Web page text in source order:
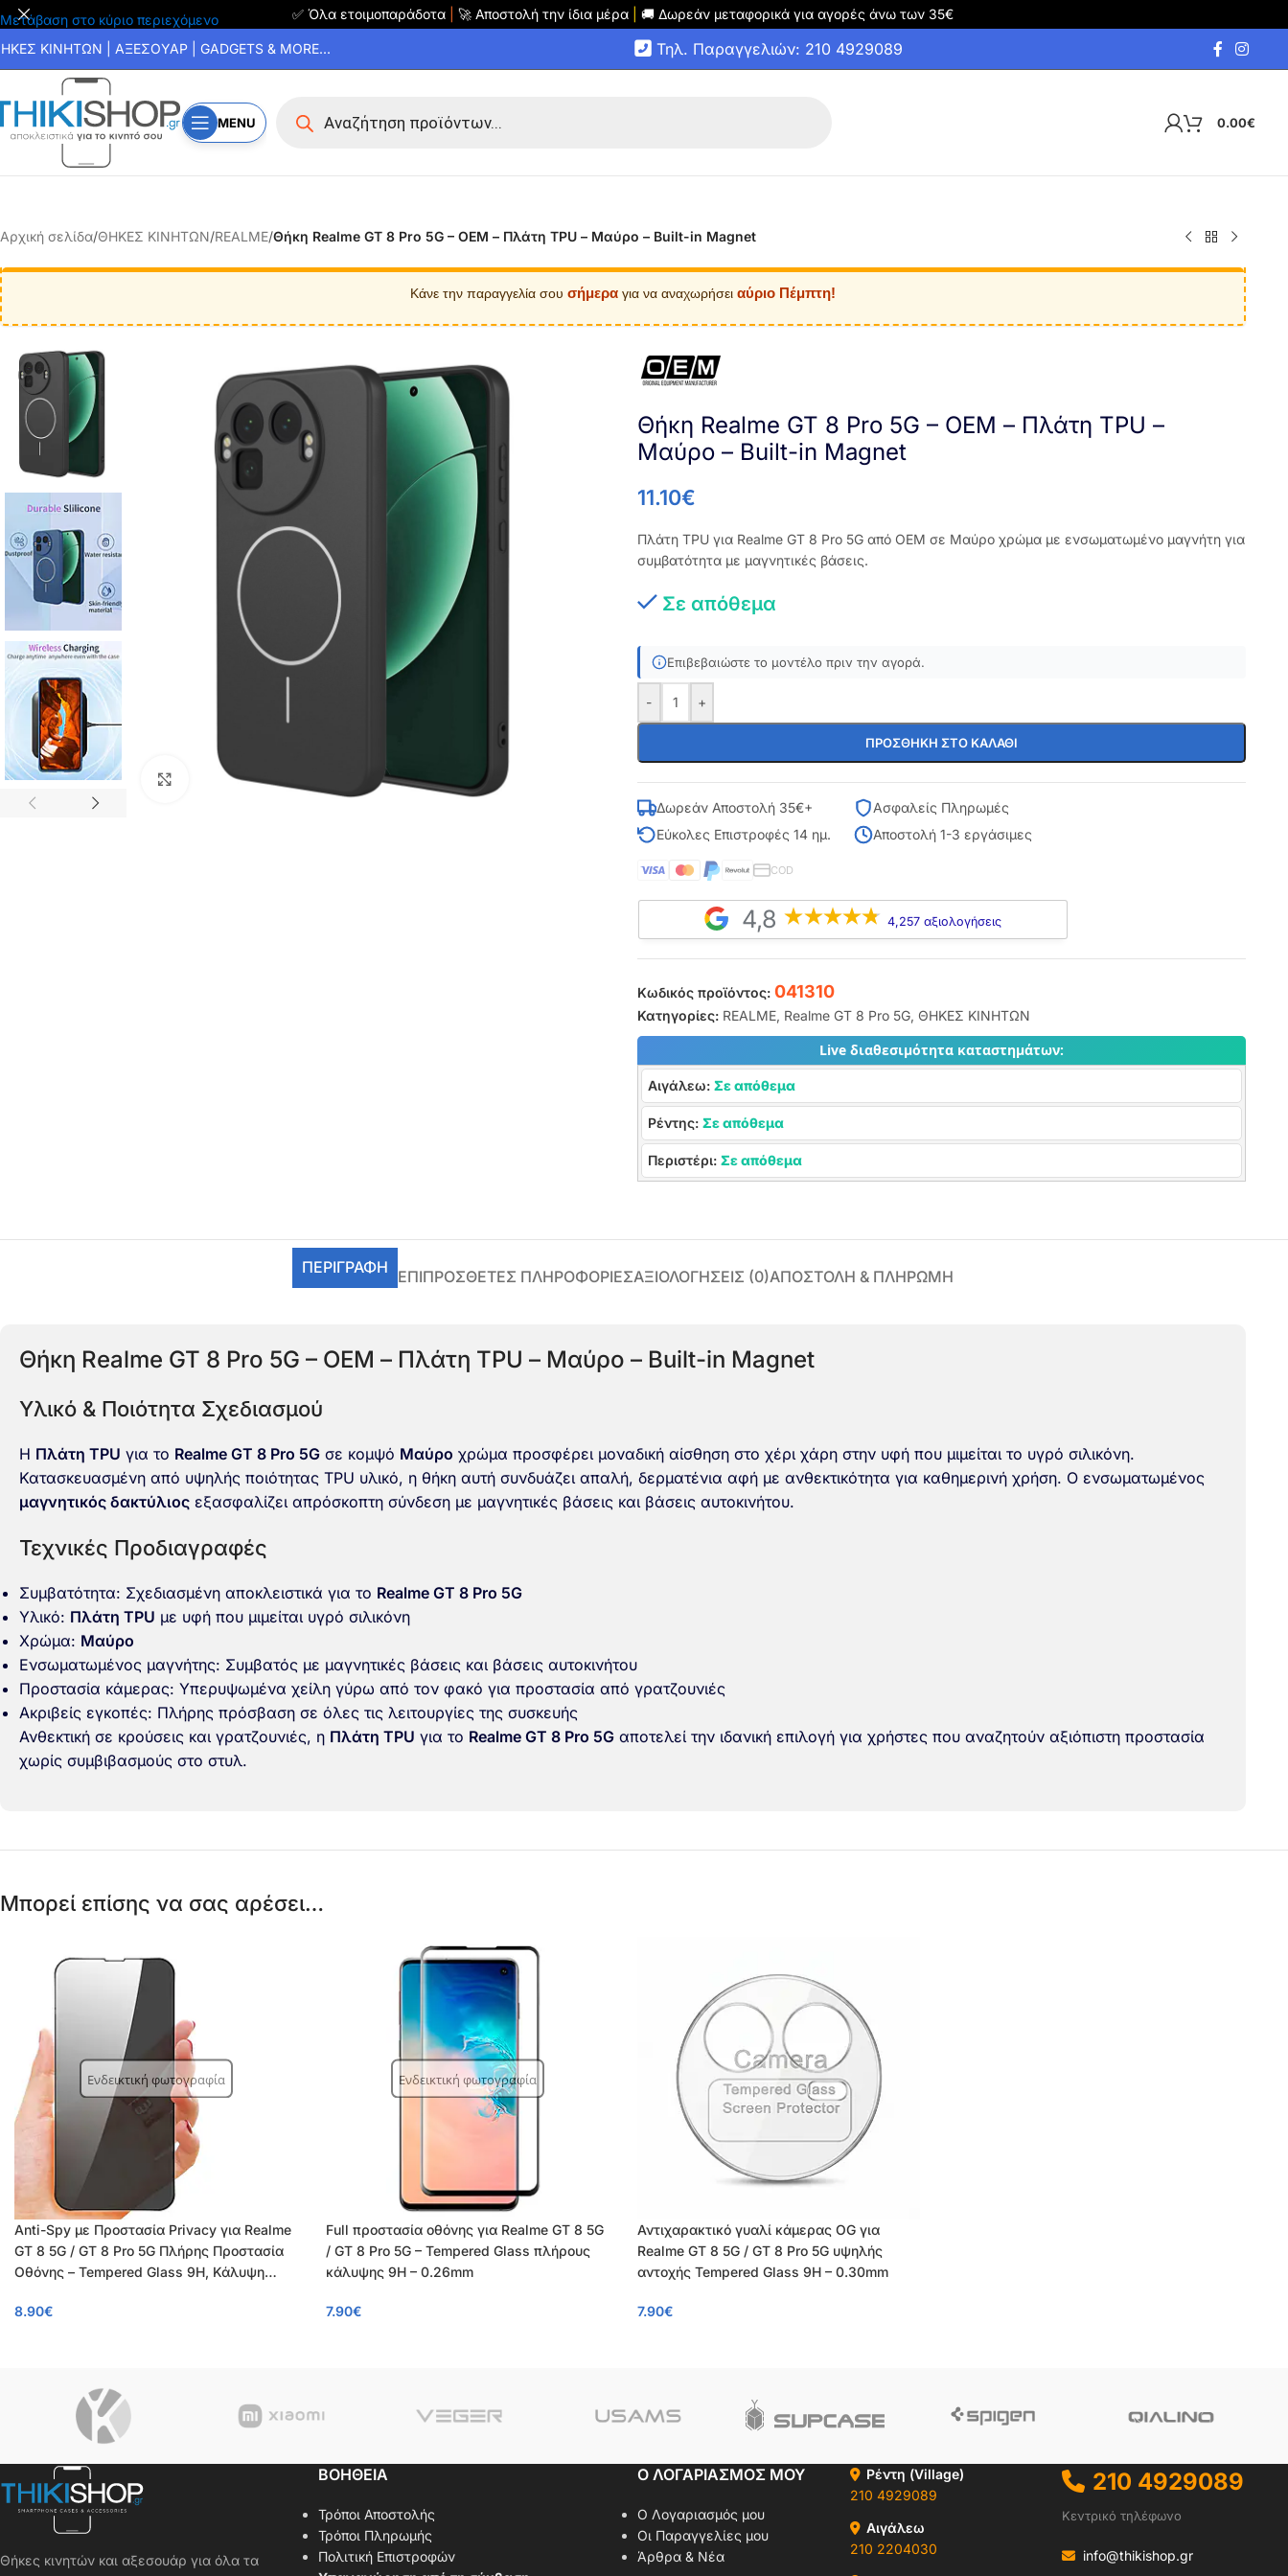
Μετάβαση στο κύριο περιεχόμενο ✅ Όλα ετοιμοπαράδοτα 🚀 Αποστολή την ίδια μέρα 🚚 Δωρεάν μεταφορικά για αγορές άνω των 35€
ΚΙΝΗΤΩΝ | ΑΞΕΣΟΥΑΡ | GADGETS & MORE... Τηλ. Παραγγελιών: 210 4929089
MENU 0.00€
Αρχική σελίδα/ΘΗΚΕΣ ΚΙΝΗΤΩΝ/REALME/Θήκη Realme GT 8 Pro 5G – OEM – Πλάτη TPU – Μαύρο – Built-in Magnet
Κάνε την παραγγελία σου σήμερα για να αναχωρήσει αύριο Πέμπτη!
Click to enlarge
Θήκη Realme GT 8 Pro 5G – OEM – Πλάτη TPU –
Μαύρο – Built-in Magnet
11.10€
Πλάτη TPU για Realme GT 8 Pro 5G από OEM σε Μαύρο χρώμα με ενσωματωμένο μαγνήτη για
συμβατότητα με μαγνητικές βάσεις.
Σε απόθεμα
Επιβεβαιώστε το μοντέλο πριν την αγορά.
- +
ΠΡΟΣΘΉΚΗ ΣΤΟ ΚΑΛΆΘΙ
Δωρεάν Αποστολή 35€+
Ασφαλείς Πληρωμές
Εύκολες Επιστροφές 14 ημ.
Αποστολή 1-3 εργάσιμες
COD
4,8 4,257 αξιολογήσεις
Κωδικός προϊόντος: 041310
Κατηγορίες: REALME, Realme GT 8 Pro 5G, ΘΗΚΕΣ ΚΙΝΗΤΩΝ
Live διαθεσιμότητα καταστημάτων:
Αιγάλεω: Σε απόθεμα
Ρέντης: Σε απόθεμα
Περιστέρι: Σε απόθεμα
ΠΕΡΙΓΡΑΦΉ ΕΠΙΠΡΌΣΘΕΤΕΣ ΠΛΗΡΟΦΟΡΊΕΣΑΞΙΟΛΟΓΉΣΕΙΣ (0)ΑΠΟΣΤΟΛΗ & ΠΛΗΡΩΜΗ
Θήκη Realme GT 8 Pro 5G – OEM – Πλάτη TPU – Μαύρο – Built-in Magnet
Υλικό & Ποιότητα Σχεδιασμού
Η Πλάτη TPU για το Realme GT 8 Pro 5G σε κομψό Μαύρο χρώμα προσφέρει μοναδική αίσθηση στο χέρι χάρη στην υφή που μιμείται το υγρό σιλικόνη.
Κατασκευασμένη από υψηλής ποιότητας TPU υλικό, η θήκη αυτή συνδυάζει απαλή, δερματένια αφή με ανθεκτικότητα για καθημερινή χρήση. Ο ενσωματωμένος
μαγνητικός δακτύλιος εξασφαλίζει απρόσκοπτη σύνδεση με μαγνητικές βάσεις και βάσεις αυτοκινήτου.
Τεχνικές Προδιαγραφές
Συμβατότητα: Σχεδιασμένη αποκλειστικά για το Realme GT 8 Pro 5G
Υλικό: Πλάτη TPU με υφή που μιμείται υγρό σιλικόνη
Χρώμα: Μαύρο
Ενσωματωμένος μαγνήτης: Συμβατός με μαγνητικές βάσεις και βάσεις αυτοκινήτου
Προστασία κάμερας: Υπερυψωμένα χείλη γύρω από τον φακό για προστασία από γρατζουνιές
Ακριβείς εγκοπές: Πλήρης πρόσβαση σε όλες τις λειτουργίες της συσκευής
Ανθεκτική σε κρούσεις και γρατζουνιές, η Πλάτη TPU για το Realme GT 8 Pro 5G αποτελεί την ιδανική επιλογή για χρήστες που αναζητούν αξιόπιστη προστασία
χωρίς συμβιβασμούς στο στυλ.
Μπορεί επίσης να σας αρέσει…
Ενδεικτική φωτογραφία
Anti-Spy με Προστασία Privacy για Realme
GT 8 5G / GT 8 Pro 5G Πλήρης Προστασία
Οθόνης – Tempered Glass 9H, Κάλυψη
8.90€
Ενδεικτική φωτογραφία
Full προστασία οθόνης για Realme GT 8 5G
/ GT 8 Pro 5G – Tempered Glass πλήρους
κάλυψης 9H – 0.26mm
7.90€
Αντιχαρακτικό γυαλί κάμερας OG για
Realme GT 8 5G / GT 8 Pro 5G υψηλής
αντοχής Tempered Glass 9H – 0.30mm
7.90€
Θήκες κινητών και αξεσουάρ για όλα τα
ΒΟΗΘΕΙΑ
Τρόποι Αποστολής
Τρόποι Πληρωμής
Πολιτική Επιστροφών
Ο ΛΟΓΑΡΙΑΣΜΟΣ ΜΟΥ
Ο Λογαριασμός μου
Οι Παραγγελίες μου
Άρθρα & Νέα
Ρέντη (Village)
210 4929089
Αιγάλεω
210 2204030
210 4929089
Κεντρικό τηλέφωνο
info@thikishop.gr